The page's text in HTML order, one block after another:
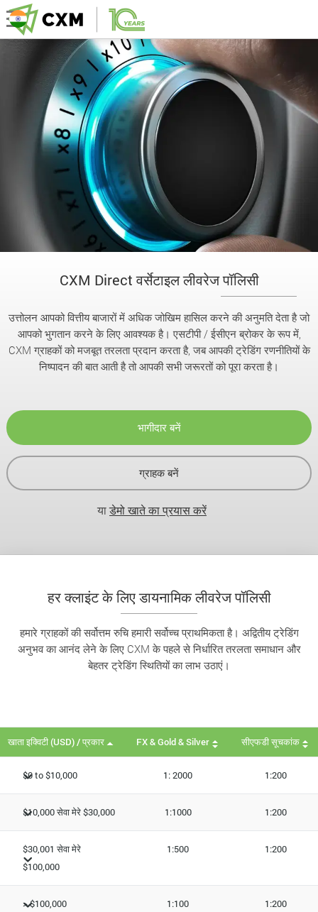
CXM Direct वर्सेटाइल लीवरेज पॉलिसी
उत्तोलन आपको वित्तीय बाजारों में अधिक जोखिम हासिल करने की अनुमति देता है जो
आपको भुगतान करने के लिए आवश्यक है। एसटीपी / ईसीएन ब्रोकर के रूप में,
CXM ग्राहकों को मजबूत तरलता प्रदान करता है, जब आपकी ट्रेडिंग रणनीतियों के
निष्पादन की बात आती है तो आपकी सभी जरूरतों को पूरा करता है।
भागीदार बनें
ग्राहक बनें
याडेमो खाते का प्रयास करें
हर क्लाइंट के लिए डायनामिक लीवरेज पॉलिसी
हमारे ग्राहकों की सर्वोत्तम रुचि हमारी सर्वोच्च प्राथमिकता है। अद्वितीय ट्रेडिंग
अनुभव का आनंद लेने के लिए CXM के पहले से निर्धारित तरलता समाधान और
बेहतर ट्रेडिंग स्थितियों का लाभ उठाएं।
खाता इक्विटी (USD) / प्रकार FX & Gold & Silver सीएफडी सूचकांक
$0 to $10,000 1: 2000 1:200
$10,000 सेवा मेरे $30,000 1:1000 1:200
$30,001 सेवा मेरे
$100,000
1:500 1:200
> $100,000 1:100 1:200